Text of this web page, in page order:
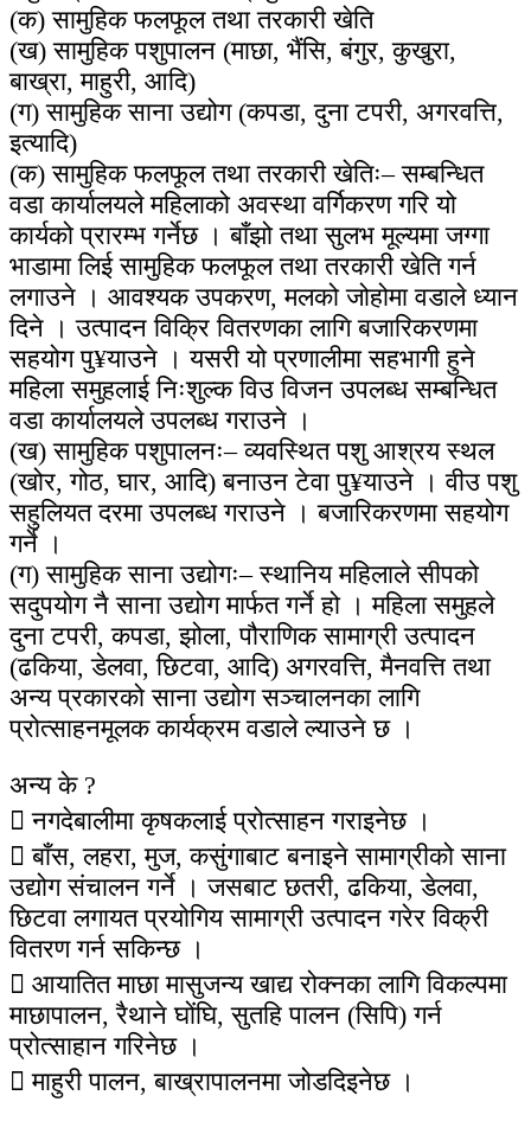
(क) सामुहिक फलफूल तथा तरकारी खेति
(ख) सामुहिक पशुपालन (माछा, भैंसि, बंगुर, कुखुरा,
बाख्रा, माहुरी, आदि)
(ग) सामुहिक साना उद्योग (कपडा, दुना टपरी, अगरवत्ति,
इत्यादि)
(क) सामुहिक फलफूल तथा तरकारी खेतिः– सम्बन्धित
वडा कार्यालयले महिलाको अवस्था वर्गिकरण गरि यो
कार्यको प्रारम्भ गर्नेछ । बाँझो तथा सुलभ मूल्यमा जग्गा
भाडामा लिई सामुहिक फलफूल तथा तरकारी खेति गर्न
लगाउने । आवश्यक उपकरण, मलको जोहोमा वडाले ध्यान
दिने । उत्पादन विक्रि वितरणका लागि बजारिकरणमा
सहयोग पु¥याउने । यसरी यो प्रणालीमा सहभागी हुने
महिला समुहलाई निःशुल्क विउ विजन उपलब्ध सम्बन्धित
वडा कार्यालयले उपलब्ध गराउने ।
(ख) सामुहिक पशुपालनः– व्यवस्थित पशु आश्रय स्थल
(खोर, गोठ, घार, आदि) बनाउन टेवा पु¥याउने । वीउ पशु
सहुलियत दरमा उपलब्ध गराउने । बजारिकरणमा सहयोग
गर्ने ।
(ग) सामुहिक साना उद्योगः– स्थानिय महिलाले सीपको
सदुपयोग नै साना उद्योग मार्फत गर्ने हो । महिला समुहले
दुना टपरी, कपडा, झोला, पौराणिक सामाग्री उत्पादन
(ढकिया, डेलवा, छिटवा, आदि) अगरवत्ति, मैनवत्ति तथा
अन्य प्रकारको साना उद्योग सञ्चालनका लागि
प्रोत्साहनमूलक कार्यक्रम वडाले ल्याउने छ ।
अन्य के ?
 नगदेबालीमा कृषकलाई प्रोत्साहन गराइनेछ ।
 बाँस, लहरा, मुज, कसुंगाबाट बनाइने सामाग्रीको साना
उद्योग संचालन गर्ने । जसबाट छतरी, ढकिया, डेलवा,
छिटवा लगायत प्रयोगिय सामाग्री उत्पादन गरेर विक्री
वितरण गर्न सकिन्छ ।
 आयातित माछा मासुजन्य खाद्य रोक्नका लागि विकल्पमा
माछापालन, रैथाने घोंघि, सुतहि पालन (सिपि) गर्न
प्रोत्साहान गरिनेछ ।
 माहुरी पालन, बाख्रापालनमा जोडदिइनेछ ।